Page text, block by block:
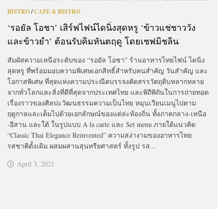
BISTRO/CAFE & BISTRO
‘รอยัล โอชา’ เสิร์ฟไฟน์ไดนิ่งสุดหรู ‘ข้าวแช่ชาววัง
และข้าวยำ’ ต้อนรับคิมหันตฤดู โดยเชฟมิชลิน
สัมผัสความเหนือระดับของ “รอยัล โอชา” ร้านอาหารไทยไฟน์ ไดนิ่ง
สุดหรู ที่พร้อมมอบความพิเศษเอกสิทธิ์สำหรับคนสำคัญ วันสำคัญ และ
โอกาสพิเศษ ที่สุดแห่งความประณีตบรรจงคัดสรรวัตถุดิบหลากหลาย
จากทั่วโลกและสิ่งที่ดีที่สุดจากประเทศไทย และพิถีพิถันในการถ่ายทอด
เรื่องราวของศิลปะวัฒนธรรมความเป็นไทย หมุนเวียนเมนูไปตาม
ฤดูกาลและเต็มไปด้วยเอกลักษณ์ของแต่ล่ะท้องถิ่น ทั้งภาคกลาง-เหนือ
-อีสาน และใต้ ในรูปแบบ A la carte และ Set menu ภายใต้แนวคิด
“Classic Thai Elegance Reinvented” ความสง่างามของอาหารไทย
รสชาติดั้งเดิม ผสมผสานสุนทรียศาสตร์ ทั้งรูป รส...
April 3, 2021